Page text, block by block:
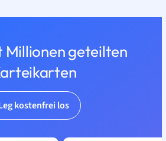
Millionen geteilten
kostenfrei los